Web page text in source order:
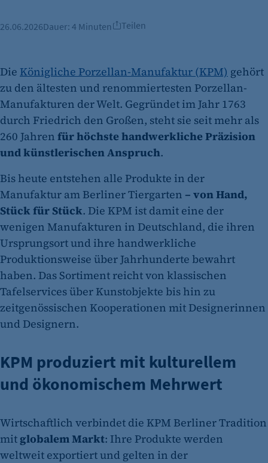
26.06.2026Dauer: 4 Minuten Teilen
Die Königliche Porzellan-Manufaktur (KPM) gehört
zu den ältesten und renommiertesten Porzellan-
Manufakturen der Welt. Gegründet im Jahr 1763
durch Friedrich den Großen, steht sie seit mehr als
260 Jahren für höchste handwerkliche Präzision
und künstlerischen Anspruch.
Bis heute entstehen alle Produkte in der
Manufaktur am Berliner Tiergarten – von Hand,
Stück für Stück. Die KPM ist damit eine der
wenigen Manufakturen in Deutschland, die ihren
Ursprungsort und ihre handwerkliche
Produktionsweise über Jahrhunderte bewahrt
haben. Das Sortiment reicht von klassischen
Tafelservices über Kunstobjekte bis hin zu
zeitgenössischen Kooperationen mit Designerinnen
und Designern.
KPM produziert mit kulturellem
und ökonomischem Mehrwert
Wirtschaftlich verbindet die KPM Berliner Tradition
mit globalem Markt: Ihre Produkte werden
weltweit exportiert und gelten in der